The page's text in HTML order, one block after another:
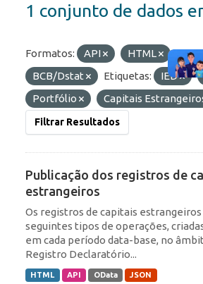
1 conjunto de dados
Formatos: API HTML
BCB/Dstat
Etiquetas: IED
Portfólio
Capitais
Filtrar Resultados
Publicação dos registros de
estrangeiros
Os registros de capitais
seguintes tipos de operações,
em cada período data-base, no
Registro Declaratório...
HTML API OData JSON